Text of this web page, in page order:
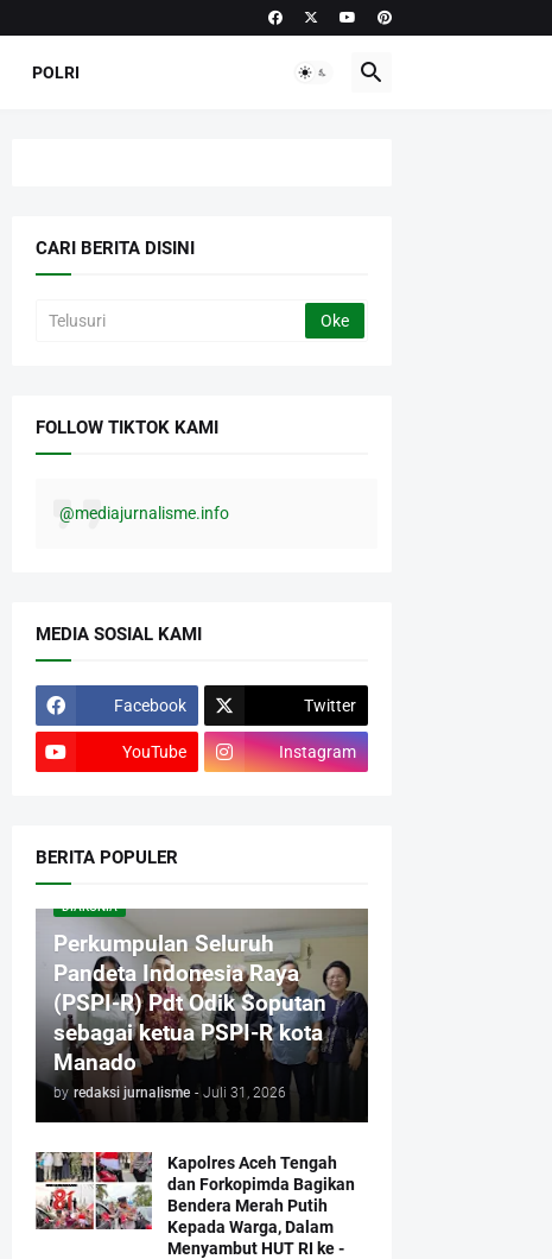
POLRI
CARI BERITA DISINI
FOLLOW TIKTOK KAMI
@mediajurnalisme.info
MEDIA SOSIAL KAMI
Facebook Twitter
YouTube Instagram
BERITA POPULER
DIAKONIA
Perkumpulan Seluruh
Pandeta Indonesia Raya
(PSPI-R) Pdt Odik Soputan
sebagai ketua PSPI-R kota
Manado
by redaksi jurnalisme - Juli 31, 2026
Kapolres Aceh Tengah
dan Forkopimda Bagikan
Bendera Merah Putih
Kepada Warga, Dalam
Menyambut HUT RI ke -